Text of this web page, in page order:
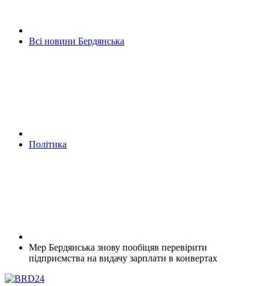
Всі новини Бердянська
Політика
Мер Бердянська знову пообіцяв перевірити
підприємства на видачу зарплати в конвертах